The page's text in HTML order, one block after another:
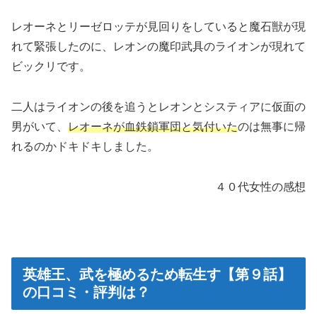
レオーネとリーゼロッテが見回りをしていると魔石獣が現
れて緊張したのに、レオンの魔印武具のライオンが現れて
ビックリです。
二人はライオンの後を追うとレオンとシスティアに仮面の
男がいて、 レオーネが血鉄鎖軍団と気付いたのは無事に帰
れるのかドキドキしました。
４０代女性の感想
英雄王、武を極めるため転生す【第９話】
の口コミ・評判は？